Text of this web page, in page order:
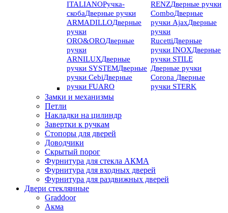
ITALIANOРучка-
скобаДверные ручки
ARMADILLOДверные
ручки
ORO&OROДверные
ручки
ARNILUXДверные
ручки SYSTEMДверные
ручки CebiДверные
ручки FUARO
RENZДверные ручки
ComboДверные
ручки AjaxДверные
ручки
RucettiДверные
ручки INOXДверные
ручки STILE
Дверные ручки
Corona Дверные
ручки STERK
Замки и механизмы
Петли
Накладки на цилиндр
Завертки к ручкам
Стопоры для дверей
Доводчики
Скрытый порог
Фурнитура для стекла АКМА
Фурнитура для входных дверей
Фурнитура для раздвижных дверей
Двери стеклянные
Graddoor
Акма